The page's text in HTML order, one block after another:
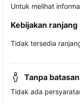
Untuk melihat
Kebijakan
Tidak tersedia
Tanpa
Tidak ada